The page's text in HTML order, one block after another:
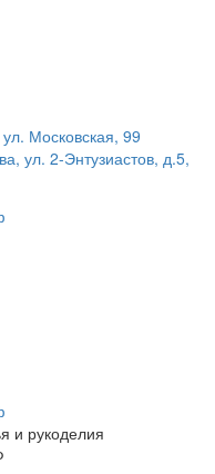
Московская, 99
ул. 2-Энтузиастов, д.5,
и рукоделия